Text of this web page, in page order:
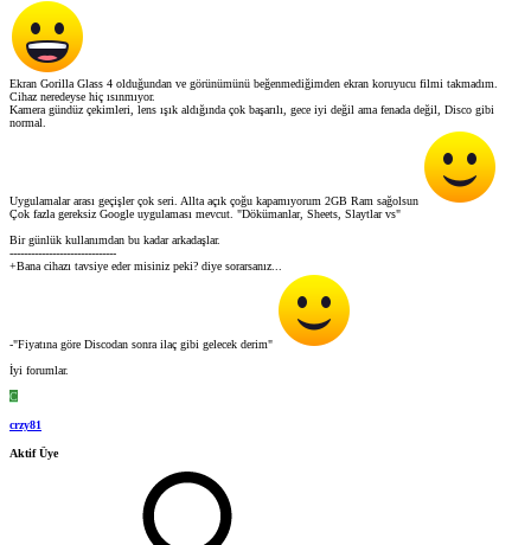
Ekran Gorilla Glass 4 olduğundan ve görünümünü beğenmediğimden ekran koruyucu filmi takmadım.
Cihaz neredeyse hiç ısınmıyor.
Kamera gündüz çekimleri, lens ışık aldığında çok başarılı, gece iyi değil ama fenada değil, Disco gibi
normal.
Uygulamalar arası geçişler çok seri. Allta açık çoğu kapamıyorum 2GB Ram sağolsun
Çok fazla gereksiz Google uygulaması mevcut. "Dökümanlar, Sheets, Slaytlar vs"
Bir günlük kullanımdan bu kadar arkadaşlar.
------------------------------
+Bana cihazı tavsiye eder misiniz peki? diye sorarsanız...
-"Fiyatına göre Discodan sonra ilaç gibi gelecek derim"
İyi forumlar.
C
crzy81
Aktif Üye